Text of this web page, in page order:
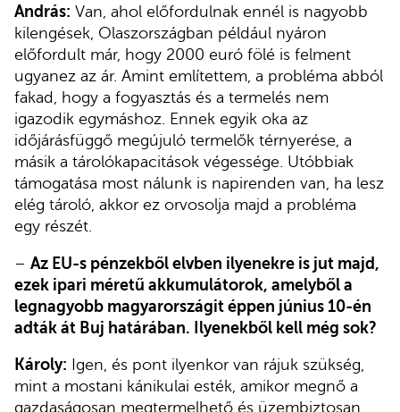
András: Van, ahol előfordulnak ennél is nagyobb
kilengések, Olaszországban például nyáron
előfordult már, hogy 2000 euró fölé is felment
ugyanez az ár. Amint említettem, a probléma abból
fakad, hogy a fogyasztás és a termelés nem
igazodik egymáshoz. Ennek egyik oka az
időjárásfüggő megújuló termelők térnyerése, a
másik a tárolókapacitások végessége. Utóbbiak
támogatása most nálunk is napirenden van, ha lesz
elég tároló, akkor ez orvosolja majd a probléma
egy részét.
– Az EU-s pénzekből elvben ilyenekre is jut majd,
ezek ipari méretű akkumulátorok, amelyből a
legnagyobb magyarországit éppen június 10-én
adták át Buj határában. Ilyenekből kell még sok?
Károly: Igen, és pont ilyenkor van rájuk szükség,
mint a mostani kánikulai esték, amikor megnő a
gazdaságosan megtermelhető és üzembiztosan